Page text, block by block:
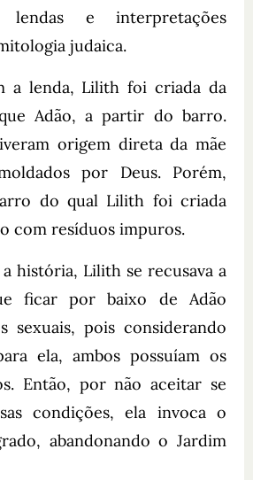
lendas e interpretações
judaica.
a lenda, Lilith foi criada da
Adão, a partir do barro.
origem direta da mãe
por Deus. Porém,
do qual Lilith foi criada
com resíduos impuros.
história, Lilith se recusava a
ficar por baixo de Adão
sexuais, pois considerando
ela, ambos possuíam os
Então, por não aceitar se
condições, ela invoca o
abandonando o Jardim